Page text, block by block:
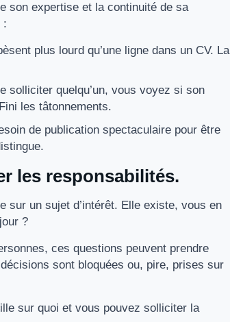
son expertise et la continuité de sa
:
plus lourd qu’une ligne dans un CV. La
solliciter quelqu’un, vous voyez si son
les tâtonnements.
de publication spectaculaire pour être
les responsabilités.
sur un sujet d’intérêt. Elle existe, vous en
?
ces questions peuvent prendre
sont bloquées ou, pire, prises sur
sur quoi et vous pouvez solliciter la